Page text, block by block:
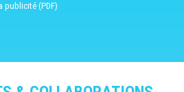
publicité (PDF)